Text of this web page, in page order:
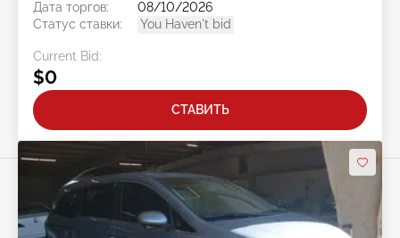
Дата торгов:
08/10/2026
Статус ставки:
You Haven't bid
Current Bid:
$0
СТАВИТЬ